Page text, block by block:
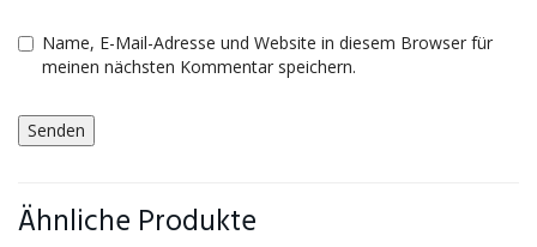
Name, E-Mail-Adresse und Website in diesem Browser für
meinen nächsten Kommentar speichern.
Ähnliche Produkte